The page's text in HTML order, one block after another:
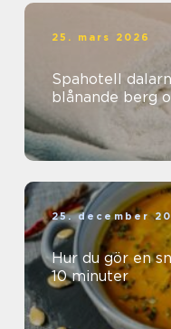
25. mars 2026
Spahotell dalarna avkoppling
blånande berg
25. december
Hur du gör en
10 minuter